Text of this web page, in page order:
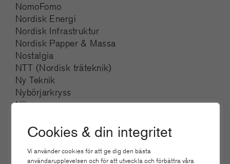
Cookies & din integritet
Vi använder cookies för att ge dig den bästa
användarupplevelsen och för att utveckla och förbättra våra
NomoFomo
Nordisk Energi
Nordisk Infrastruktur
Nordisk Papper & Massa
Nostalgia
NTT (Nordisk träteknik)
Ny Teknik
Nybörjarkryss
Nära
O